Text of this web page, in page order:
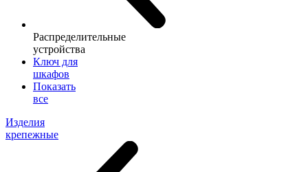
Распределительные
устройства
Ключ для
шкафов
Показать
все
Изделия
крепежные